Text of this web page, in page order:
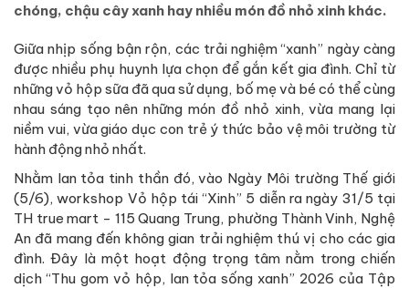
chóng, chậu cây xanh hay nhiều món đồ nhỏ xinh khác.
Giữa nhịp sống bận rộn, các trải nghiệm “xanh” ngày càng
được nhiều phụ huynh lựa chọn để gắn kết gia đình. Chỉ từ
những vỏ hộp sữa đã qua sử dụng, bố mẹ và bé có thể cùng
nhau sáng tạo nên những món đồ nhỏ xinh, vừa mang lại
niềm vui, vừa giáo dục con trẻ ý thức bảo vệ môi trường từ
hành động nhỏ nhất.
Nhằm lan tỏa tinh thần đó, vào Ngày Môi trường Thế giới
(5/6), workshop Vỏ hộp tái “Xinh” 5 diễn ra ngày 31/5 tại
TH true mart - 115 Quang Trung, phường Thành Vinh, Nghệ
An đã mang đến không gian trải nghiệm thú vị cho các gia
đình. Đây là một hoạt động trọng tâm nằm trong chiến
dịch “Thu gom vỏ hộp, lan tỏa sống xanh” 2026 của Tập